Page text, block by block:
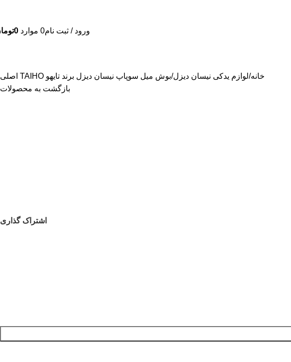
ورود / ثبت نام0 موارد 0
خانه لوازم یدکی نیسان دیزل بوش میل سوپاپ نیسان دیزل برند تایهو TAIHO اصلی
بازگشت به محصولات
اشتراک گذاری